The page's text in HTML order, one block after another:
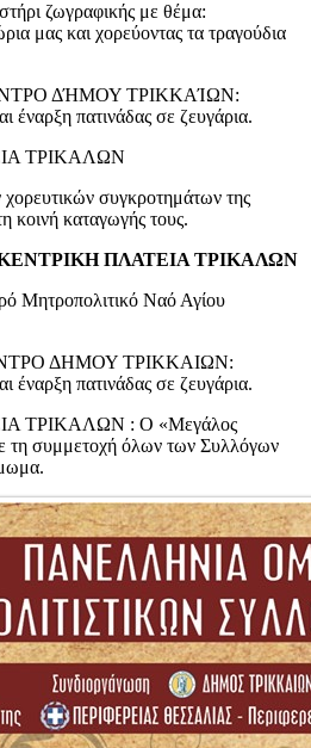
ζωγραφικής με θέμα:
μας και χορεύοντας τα τραγούδια
ΔΉΜΟΥ ΤΡΙΚΚΑΊΩΝ:
έναρξη πατινάδας σε ζευγάρια.
ΤΡΙΚΑΛΩΝ
συγκροτημάτων της
κοινή καταγωγής τους.
ΠΛΑΤΕΙΑ ΤΡΙΚΑΛΩΝ
Μητροπολιτικό Ναό Αγίου
ΔΗΜΟΥ ΤΡΙΚΚΑΙΩΝ:
έναρξη πατινάδας σε ζευγάρια.
ΤΡΙΚΑΛΩΝ : Ο «Μεγάλος
συμμετοχή όλων των Συλλόγων